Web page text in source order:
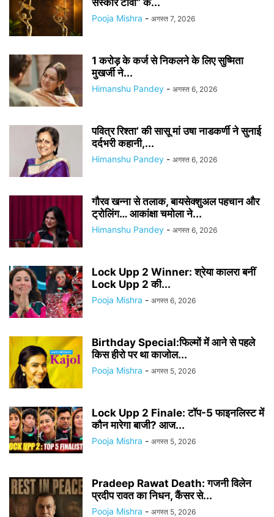
संस्कार टीवी” के...
Pooja Mishra - अगस्त 7, 2026
1 करोड़ के कर्ज से निकलने के लिए सुष्मिता
मुखर्जी ने...
Himanshu Pandey - अगस्त 6, 2026
पवित्र रिश्ता’ की सासू मां उषा नाडकर्णी ने सुनाई
दर्दभरी कहानी,...
Himanshu Pandey - अगस्त 6, 2026
गौरव खन्ना से तलाक, बायसेक्शुअल पहचान और
ट्रोलिंग… आकांक्षा चमोला ने...
Himanshu Pandey - अगस्त 6, 2026
Lock Upp 2 Winner: श्रेया कालरा बनीं
Lock Upp 2 की...
Pooja Mishra - अगस्त 6, 2026
Birthday Special:फिल्मों में आने से पहले
किस हीरो पर था काजोल...
Pooja Mishra - अगस्त 5, 2026
Lock Upp 2 Finale: टॉप-5 फाइनलिस्ट में
कौन मारेगा बाजी? आज...
Pooja Mishra - अगस्त 5, 2026
Pradeep Rawat Death: गजनी विलेन
प्रदीप रावत का निधन, कैंसर से...
Pooja Mishra - अगस्त 5, 2026